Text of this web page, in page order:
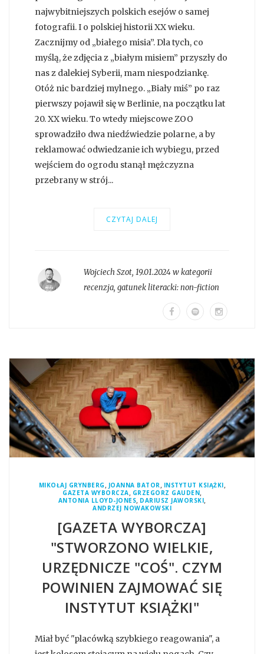
najwybitniejszych polskich esejów o samej
fotografii. I o polskiej historii XX wieku.
Zacznijmy od „białego misia”. Dla tych, co
myślą, że zdjęcia z „białym misiem” przyszły do
nas z dalekiej Syberii, mam niespodziankę.
Otóż nic bardziej mylnego. „Biały miś” po raz
pierwszy pojawił się w Berlinie, na początku lat
20. XX wieku. To wtedy miejscowe ZOO
sprowadziło dwa niedźwiedzie polarne, a by
reklamować odwiedzanie ich wybiegu, przed
wejściem do ogrodu stanął mężczyzna
przebrany w strój...
CZYTAJ DALEJ
Wojciech Szot, 19.01.2024 w kategorii
recenzja, gatunek literacki:non-fiction
MIKOŁAJ GRYNBERG , JOANNA BATOR , INSTYTUT KSIĄŻKI,
GAZETA WYBORCZA, GRZEGORZ GAUDEN,
ANTONIA LLOYD-JONES, DARIUSZ JAWORSKI,
ANDRZEJ NOWAKOWSKI
[GAZETA WYBORCZA]
"STWORZONO WIELKIE,
URZĘDNICZE "COŚ". CZYM
POWINIEN ZAJMOWAĆ SIĘ
INSTYTUT KSIĄŻKI"
Miał być "placówką szybkiego reagowania", a